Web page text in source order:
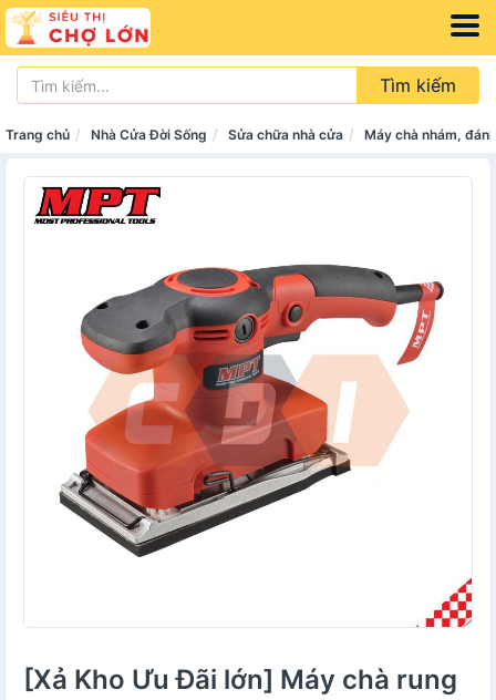
Tìm kiếm
Trang chủ Nhà Cửa Đời Sống Sửa chữa nhà cửa Máy chà nhám,
[Xả Kho Ưu Đãi lớn] Máy chà rung